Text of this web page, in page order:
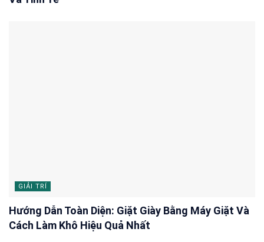
GIẢI TRÍ
Hướng Dẫn Toàn Diện: Giặt Giày Bằng Máy Giặt Và
Cách Làm Khô Hiệu Quả Nhất